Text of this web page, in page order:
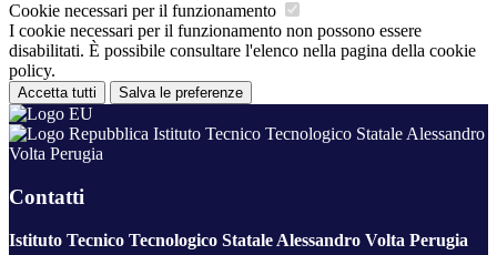
Cookie necessari per il funzionamento
I cookie necessari per il funzionamento non possono essere
disabilitati. È possibile consultare l'elenco nella pagina della cookie
policy.
Accetta tutti Salva le preferenze
Istituto Tecnico Tecnologico Statale Alessandro
Volta Perugia
Contatti
Istituto Tecnico Tecnologico Statale Alessandro Volta Perugia